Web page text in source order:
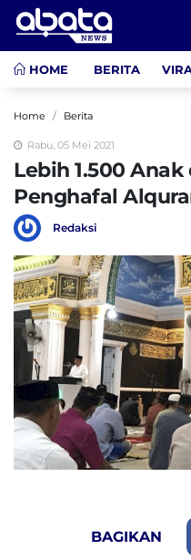
HOME BERITA
Home Berita
Rabu, 05 Mei 2021
Lebih 1.500
Penghafal
Redaksi
BAGIKAN